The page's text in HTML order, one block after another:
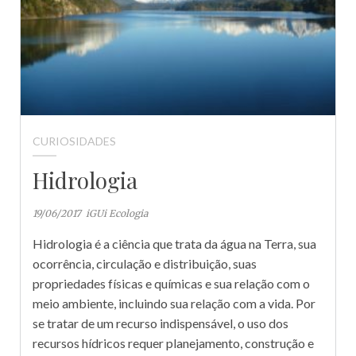
CURIOSIDADES
Hidrologia
19/06/2017 iGUi Ecologia
Hidrologia é a ciência que trata da água na Terra, sua
ocorrência, circulação e distribuição, suas
propriedades físicas e químicas e sua relação com o
meio ambiente, incluindo sua relação com a vida. Por
se tratar de um recurso indispensável, o uso dos
recursos hídricos requer planejamento, construção e